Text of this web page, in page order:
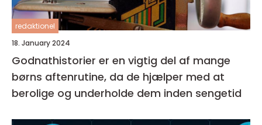
redaktionel
18. January 2024
Godnathistorier er en vigtig del af mange
børns aftenrutine, da de hjælper med at
berolige og underholde dem inden sengetid